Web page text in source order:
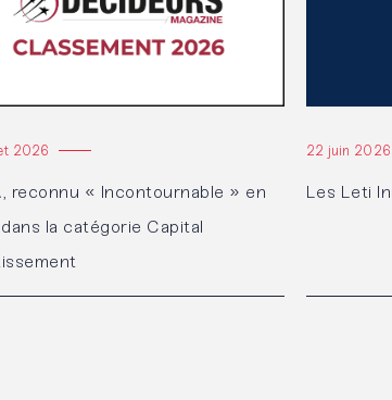
2026
reconnu « Incontournable » en
la catégorie Capital
22 juin 2026
Les Leti